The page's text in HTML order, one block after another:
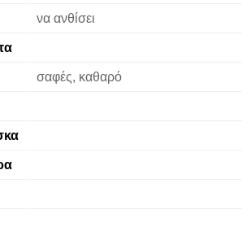
να ανθίσει
σαφές, καθαρό